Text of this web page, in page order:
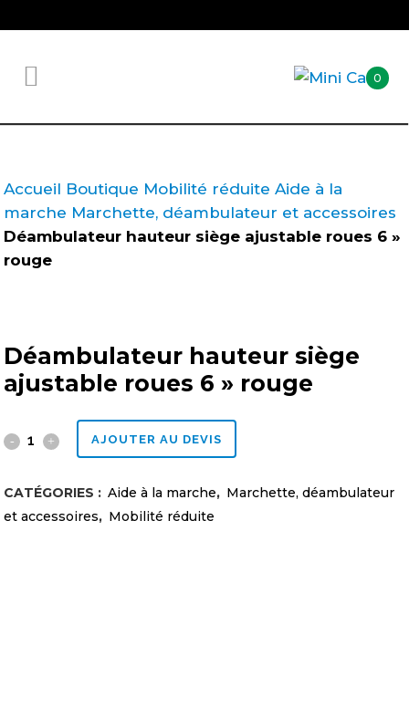
0
Accueil Boutique Mobilité réduite Aide à la
marche Marchette, déambulateur et accessoires
Déambulateur hauteur siège ajustable roues 6 »
rouge
Déambulateur hauteur siège
ajustable roues 6 » rouge
DéambulateurAJOUTER AU DEVIS
CATÉGORIES : Aide à la marche, Marchette, déambulateur
et accessoires, Mobilité réduite